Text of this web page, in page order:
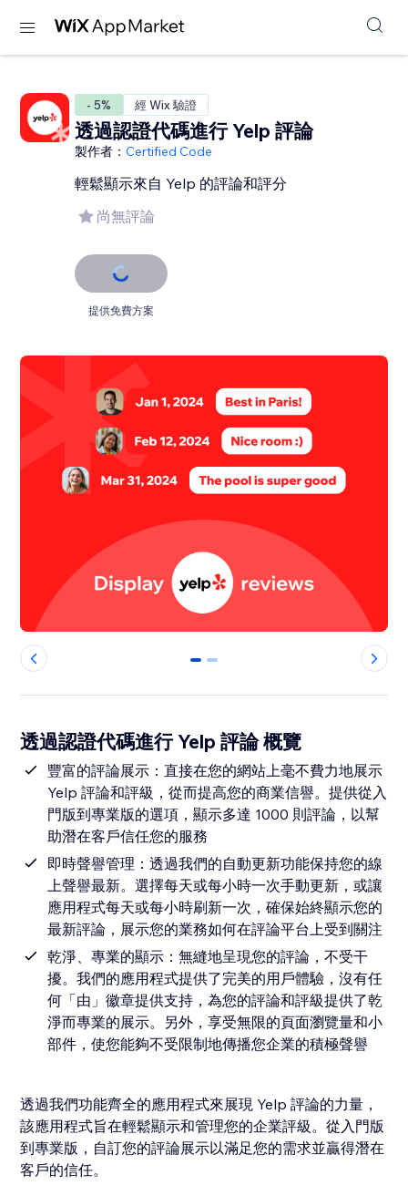
- 5% 經 Wix 驗證
透過認證代碼進行 Yelp 評論
製作者：Certified Code
輕鬆顯示來自 Yelp 的評論和評分
尚無評論
提供免費方案
0 1
透過認證代碼進行 Yelp 評論 概覽
豐富的評論展示：直接在您的網站上毫不費力地展示
Yelp 評論和評級，從而提高您的商業信譽。提供從入
門版到專業版的選項，顯示多達 1000 則評論，以幫
助潛在客戶信任您的服務
即時聲譽管理：透過我們的自動更新功能保持您的線
上聲譽最新。選擇每天或每小時一次手動更新，或讓
應用程式每天或每小時刷新一次，確保始終顯示您的
最新評論，展示您的業務如何在評論平台上受到關注
乾淨、專業的顯示：無縫地呈現您的評論，不受干
擾。我們的應用程式提供了完美的用戶體驗，沒有任
何「由」徽章提供支持，為您的評論和評級提供了乾
淨而專業的展示。另外，享受無限的頁面瀏覽量和小
部件，使您能夠不受限制地傳播您企業的積極聲譽
透過我們功能齊全的應用程式來展現 Yelp 評論的力量，
該應用程式旨在輕鬆顯示和管理您的企業評級。從入門版
到專業版，自訂您的評論展示以滿足您的需求並贏得潛在
客戶的信任。